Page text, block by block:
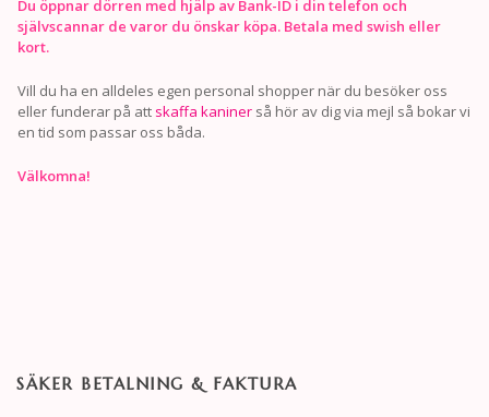
Du öppnar dörren med hjälp av Bank-ID i din telefon och
självscannar de varor du önskar köpa. Betala med swish eller
kort.
Vill du ha en alldeles egen personal shopper när du besöker oss
eller funderar på att skaffa kaniner så hör av dig via mejl så bokar vi
en tid som passar oss båda.
Välkomna!
SÄKER BETALNING & FAKTURA